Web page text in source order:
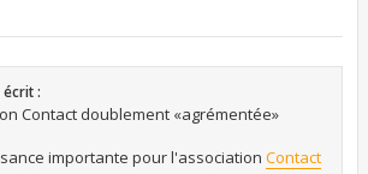
:
Contact doublement «agrémentée»
importante pour l'association Contact